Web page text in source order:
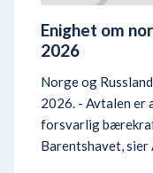
Enighet om
2026
Norge og
2026. - Avtalen er
forsvarlig
Barentshavet, sier